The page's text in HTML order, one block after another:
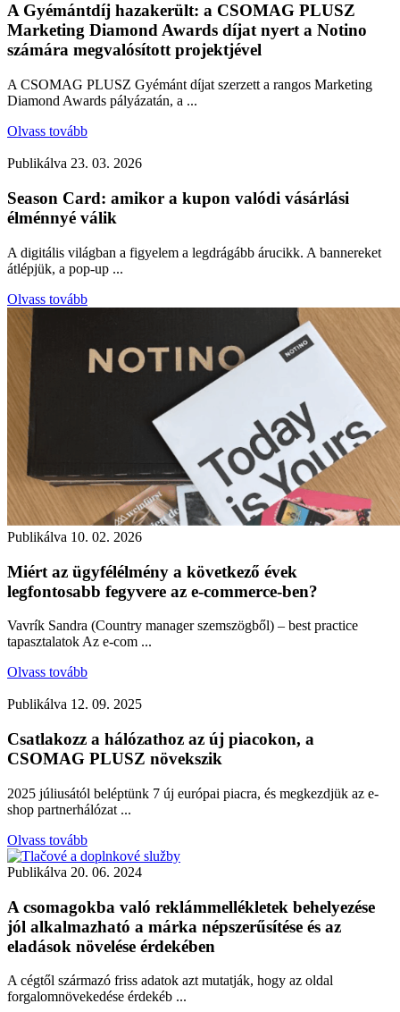
A Gyémántdíj hazakerült: a CSOMAG PLUSZ
Marketing Diamond Awards díjat nyert a Notino
számára megvalósított projektjével
A CSOMAG PLUSZ Gyémánt díjat szerzett a rangos Marketing
Diamond Awards pályázatán, a ...
Olvass tovább
Publikálva 23. 03. 2026
Season Card: amikor a kupon valódi vásárlási
élménnyé válik
A digitális világban a figyelem a legdrágább árucikk. A bannereket
átlépjük, a pop-up ...
Olvass tovább
Publikálva 10. 02. 2026
Miért az ügyfélélmény a következő évek
legfontosabb fegyvere az e-commerce-ben?
Vavrík Sandra (Country manager szemszögből) – best practice
tapasztalatok Az e-com ...
Olvass tovább
Publikálva 12. 09. 2025
Csatlakozz a hálózathoz az új piacokon, a
CSOMAG PLUSZ növekszik
2025 júliusától beléptünk 7 új európai piacra, és megkezdjük az e-
shop partnerhálózat ...
Olvass tovább
Publikálva 20. 06. 2024
A csomagokba való reklámmellékletek behelyezése
jól alkalmazható a márka népszerűsítése és az
eladások növelése érdekében
A cégtől származó friss adatok azt mutatják, hogy az oldal
forgalomnövekedése érdekéb ...